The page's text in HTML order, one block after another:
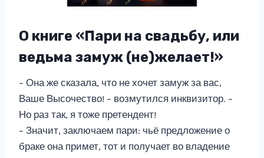
О книге «Пари на свадьбу, или
ведьма замуж (не)желает!»
– Она же сказала, что не хочет замуж за вас,
Ваше Высочество! – возмутился инквизитор. –
Но раз так, я тоже претендент!
– Значит, заключаем пари: чьё предложение о
браке она примет, тот и получает во владение